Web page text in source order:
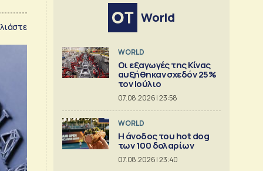
World
WORLD
Οι εξαγωγές της Κίνας
αυξήθηκαν σχεδόν 25%
τον Ιούλιο
07.08.2026 | 23:58
WORLD
Η άνοδος του hot dog
των 100 δολαρίων
07.08.2026 | 23:40